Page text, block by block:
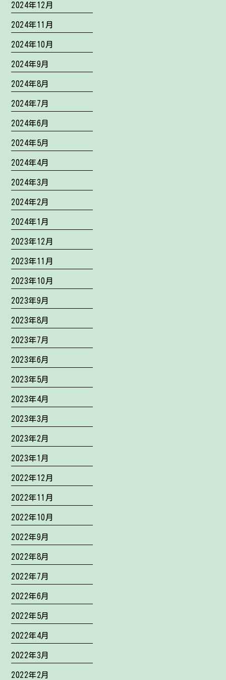
2024年12月
2024年11月
2024年10月
2024年9月
2024年8月
2024年7月
2024年6月
2024年5月
2024年4月
2024年3月
2024年2月
2024年1月
2023年12月
2023年11月
2023年10月
2023年9月
2023年8月
2023年7月
2023年6月
2023年5月
2023年4月
2023年3月
2023年2月
2023年1月
2022年12月
2022年11月
2022年10月
2022年9月
2022年8月
2022年7月
2022年6月
2022年5月
2022年4月
2022年3月
2022年2月